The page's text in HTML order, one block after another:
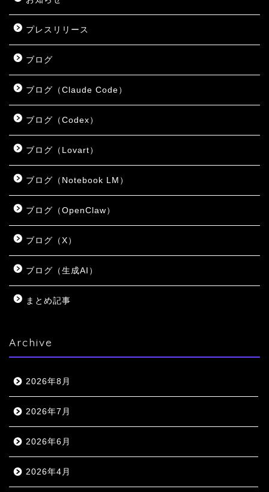
プレスリリース
ブログ
ブログ（Claude Code）
ブログ（Codex）
ブログ（Lovart）
ブログ（Notebook LM）
ブログ（OpenClaw）
ブログ（X）
ブログ（生成AI）
まとめ記事
Archive
2026年8月
2026年7月
2026年6月
2026年4月